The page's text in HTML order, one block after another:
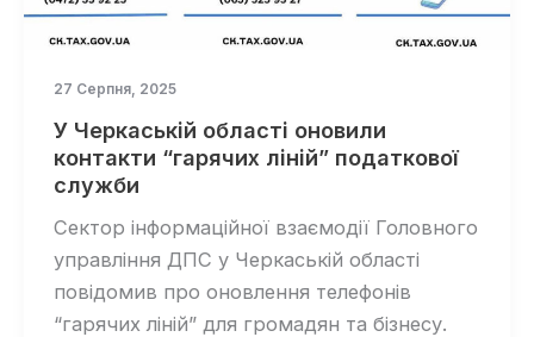
27 Серпня, 2025
У Черкаській області оновили
контакти “гарячих ліній” податкової
служби
Сектор інформаційної взаємодії Головного
управління ДПС у Черкаській області
повідомив про оновлення телефонів
“гарячих ліній” для громадян та бізнесу.